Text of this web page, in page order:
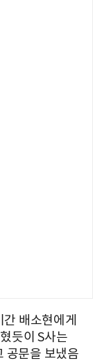
배소현에게
듯이 S사는
공문을 보냈음